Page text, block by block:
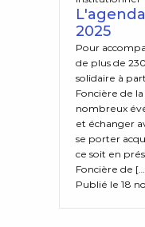
2025
Pour
de plus de
solidaire à
Foncière de
nombreux
et échanger
se porter
ce soit en
Foncière de
Publié le 18